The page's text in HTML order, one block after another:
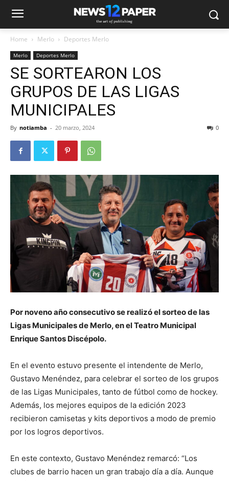
Home Merlo Deportes Merlo
Merlo Deportes Merlo
SE SORTEARON LOS
GRUPOS DE LAS LIGAS
MUNICIPALES
By notiamba - 20 marzo, 2024 0
Por noveno año consecutivo se realizó el sorteo de las
Ligas Municipales de Merlo, en el Teatro Municipal
Enrique Santos Discépolo.
En el evento estuvo presente el intendente de Merlo,
Gustavo Menéndez, para celebrar el sorteo de los grupos
de las Ligas Municipales, tanto de fútbol como de hockey.
Además, los mejores equipos de la edición 2023
recibieron camisetas y kits deportivos a modo de premio
por los logros deportivos.
En este contexto, Gustavo Menéndez remarcó: “Los
clubes de barrio hacen un gran trabajo día a día. Aunque